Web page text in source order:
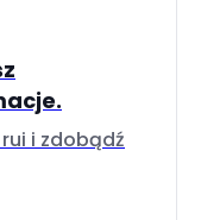
i zdobądź